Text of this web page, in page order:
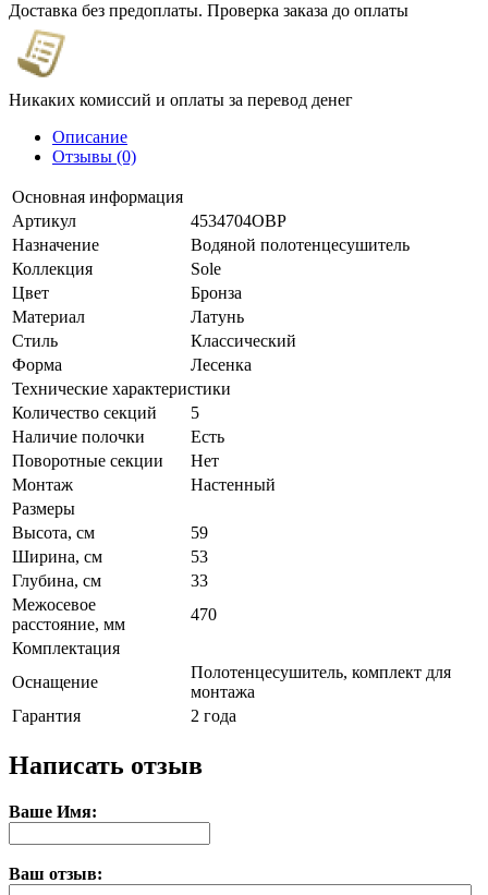
Доставка без предоплаты. Проверка заказа до оплаты
Никаких комиссий и оплаты за перевод денег
Описание
Отзывы (0)
Основная информация
Артикул
4534704OBP
Назначение
Водяной полотенцесушитель
Коллекция
Sole
Цвет
Бронза
Материал
Латунь
Стиль
Классический
Форма
Лесенка
Технические характеристики
Количество секций
5
Наличие полочки
Есть
Поворотные секции
Нет
Монтаж
Настенный
Размеры
Высота, см
59
Ширина, см
53
Глубина, см
33
Межосевое
расстояние, мм
470
Комплектация
Оснащение
Полотенцесушитель, комплект для
монтажа
Гарантия
2 года
Написать отзыв
Ваше Имя:
Ваш отзыв: